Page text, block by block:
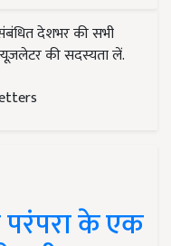
देशभर की सभी
की सदस्यता लें.
परंपरा के एक